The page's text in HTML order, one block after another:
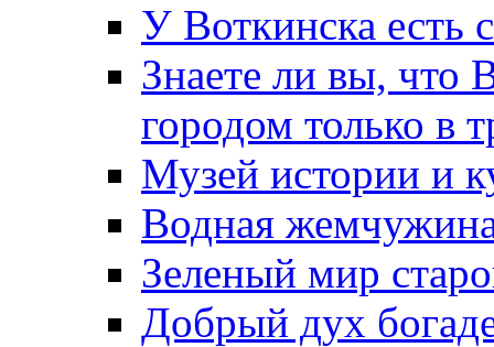
У Воткинска есть
Знаете ли вы, что
городом только в
Музей истории и
Водная
Зеленый мир
Добрый дух